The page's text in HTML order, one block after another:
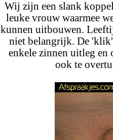
Wij zijn een slank
leuke vrouw waarmee
kunnen uitbouwen.
niet belangrijk. De 'klik'
enkele zinnen uitleg en
ook te